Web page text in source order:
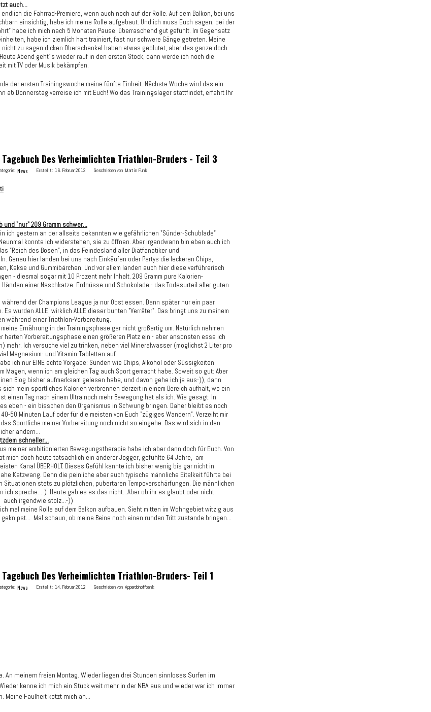
auch...
die Fahrrad-Premiere, wenn auch noch auf der Rolle. Auf dem Balkon, bei uns
einsichtig, habe ich meine Rolle aufgebaut. Und ich muss Euch sagen, bei der
habe ich mich nach 5 Monaten Pause, überraschend gut gefühlt. Im Gegensatz
habe ich ziemlich hart trainiert, fast nur schwere Gänge getreten. Meine
nicht zu sagen dicken Oberschenkel haben etwas geblutet, aber das ganze doch
Abend geht´s wieder rauf in den ersten Stock, dann werde ich noch die
mit TV oder Musik bekämpfen.
der ersten Trainingswoche meine fünfte Einheit. Nächste Woche wird das ein
ab Donnerstag verreise ich mit Euch! Wo das Trainingslager stattfindet, erfahrt Ihr
Tagebuch Des Verheimlichten Triathlon-Bruders - Teil 3
News Erstellt: 16. Februar 2012 Geschrieben von Martin Funk
und "nur" 209 Gramm schwer...
ich gestern an der allseits bekannten wie gefährlichen "Sünder-Schublade"
konnte ich widerstehen, sie zu öffnen. Aber irgendwann bin eben auch ich
"Reich des Bösen", in das Feindesland aller Diätfanatiker und
Genau hier landen bei uns nach Einkäufen oder Partys die leckeren Chips,
Kekse und Gummibärchen. Und vor allem landen auch hier diese verführerisch
- diesmal sogar mit 10 Prozent mehr Inhalt. 209 Gramm pure Kalorien-
einer Naschkatze. Erdnüsse und Schokolade - das Todesurteil aller guten
der Champions League ja nur Obst essen. Dann später nur ein paar
Es wurden ALLE, wirklich ALLE dieser bunten "Verräter". Das bringt uns zu meinem
während einer Triathlon-Vorbereitung.
Ernährung in der Trainingsphase gar nicht großartig um. Natürlich nehmen
harten Vorbereitungsphase einen größeren Platz ein - aber ansonsten esse ich
mehr. Ich versuche viel zu trinken, neben viel Mineralwasser (möglichst 2 Liter pro
Magnesium- und Vitamin-Tabletten auf.
ich nur EINE echte Vorgabe: Sünden wie Chips, Alkohol oder Süssigkeiten
Magen, wenn ich am gleichen Tag auch Sport gemacht habe. Soweit so gut: Aber
Blog bisher aufmerksam gelesen habe, und davon gehe ich ja aus-)), dann
mein sportliches Kalorien verbrennen derzeit in einem Bereich aufhält, wo ein
einen Tag nach einem Ultra noch mehr Bewegung hat als ich. Wie gesagt: In
eben - ein bisschen den Organismus in Schwung bringen. Daher bleibt es noch
50 Minuten Lauf oder für die meisten von Euch "zügiges Wandern". Verzeiht mir
Sportliche meiner Vorbereitung noch nicht so eingehe. Das wird sich in den
ändern...
schneller...
meiner ambitionierten Bewegungstherapie habe ich aber dann doch für Euch. Von
mich doch heute tatsächlich ein anderer Jogger, gefühlte 64 Jahre, am
Kanal ÜBERHOLT. Dieses Gefühl kannte ich bisher wenig bis gar nicht in
Katzwang. Denn die peinliche aber auch typische männliche Eitelkeit führte bei
Situationen stets zu plötzlichen, pubertären Tempoverschärfungen. Die männlichen
ich spreche...-) Heute gab es es das nicht...Aber ob ihr es glaubt oder nicht:
auch irgendwie stolz...-))
mal meine Rolle auf dem Balkon aufbauen. Sieht mitten im Wohngebiet witzig aus
Mal schaun, ob meine Beine noch einen runden Tritt zustande bringen...
Tagebuch Des Verheimlichten Triathlon-Bruders- Teil 1
News Erstellt: 14. Februar 2012 Geschrieben von Apperdohoffbank
An meinem freien Montag. Wieder liegen drei Stunden sinnloses Surfen im
kenne ich mich ein Stück weit mehr in der NBA aus und wieder war ich immer
Meine Faulheit kotzt mich an...